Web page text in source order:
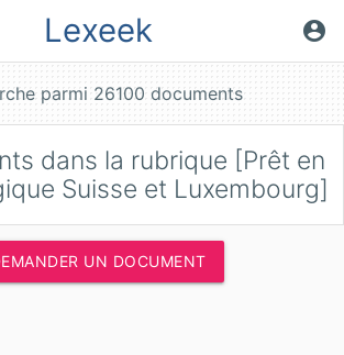
Lexeek account_circle
dans la rubrique [Prêt en
Suisse et Luxembourg]
UN DOCUMENT